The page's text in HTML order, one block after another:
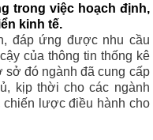
trong việc hoạch định,
kinh tế.
đáp ứng được nhu cầu
của thông tin thống kê
sở đó ngành đã cung cấp
kịp thời cho các ngành
chiến lược điều hành cho